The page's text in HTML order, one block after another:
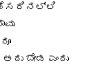
ಹೆಸರಿನಲ್ಲಿ
ಬೇಡ ಎಂದು